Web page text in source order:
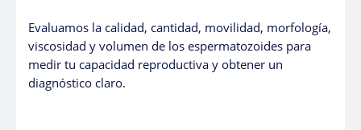
Evaluamos la calidad, cantidad, movilidad, morfología,
viscosidad y volumen de los espermatozoides para
medir tu capacidad reproductiva y obtener un
diagnóstico claro.